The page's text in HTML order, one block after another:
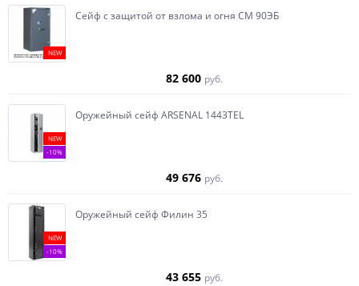
NEW
Сейф с защитой от взлома и огня СМ 90ЭБ
82 600 руб.
NEW
-10%
Оружейный сейф ARSENAL 1443ТEL
49 676 руб.
NEW
-10%
Оружейный сейф Филин 35
43 655 руб.